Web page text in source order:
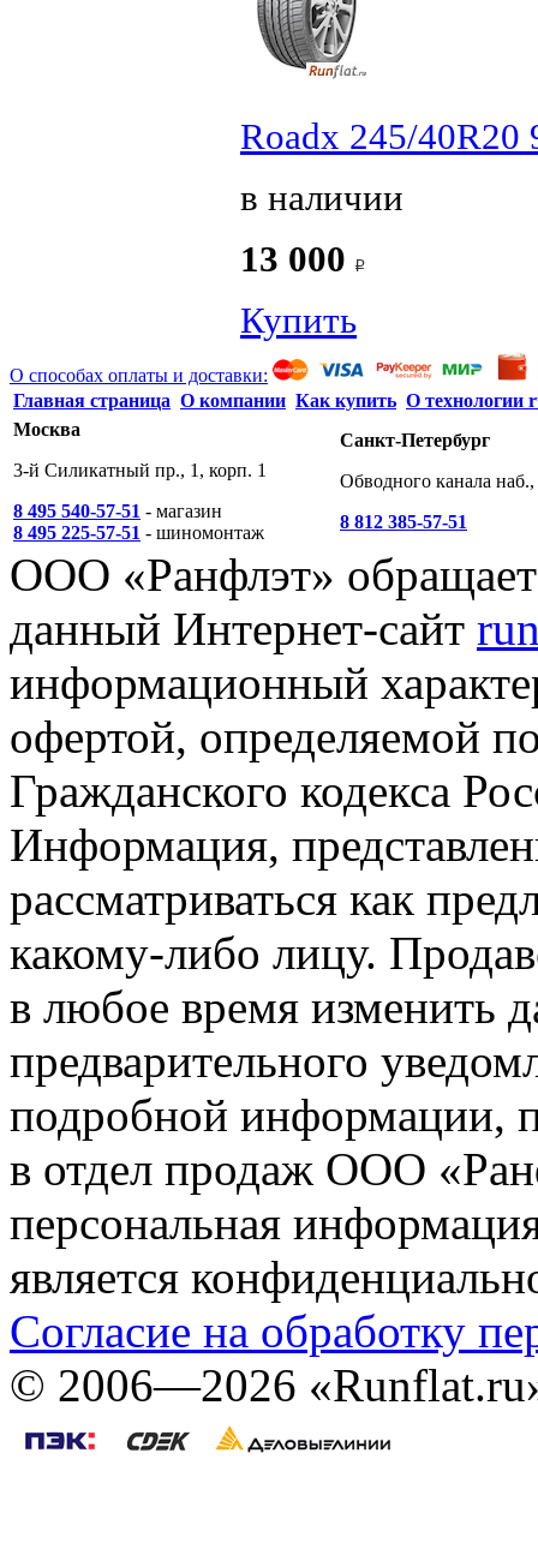
Roadx 245/
в наличии
13 000
Купить
О способах оплаты и доставки:
Главная страница О компании Как купить О технологии
Москва
3-й Силикатный пр., 1, корп. 1
8 495 540-57-51 - магазин
8 495 225-57-51 - шиномонтаж
Санкт-Петербург
Обводного канала
8 812 385-57-51
ООО «Ранфлэт»
данный Интернет-сайт
информационный
офертой, определяемой
Гражданского кодекса
Информация,
рассматриваться как
какому-либо лицу.
в любое время изменить
предварительного
подробной информации,
в отдел продаж ООО
персональная
является
Согласие на обработку
© 2006—2026